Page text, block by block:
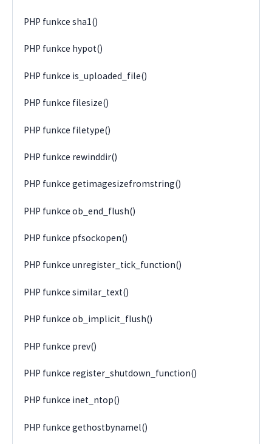
PHP funkce sha1()
PHP funkce hypot()
PHP funkce is_uploaded_file()
PHP funkce filesize()
PHP funkce filetype()
PHP funkce rewinddir()
PHP funkce getimagesizefromstring()
PHP funkce ob_end_flush()
PHP funkce pfsockopen()
PHP funkce unregister_tick_function()
PHP funkce similar_text()
PHP funkce ob_implicit_flush()
PHP funkce prev()
PHP funkce register_shutdown_function()
PHP funkce inet_ntop()
PHP funkce gethostbynamel()